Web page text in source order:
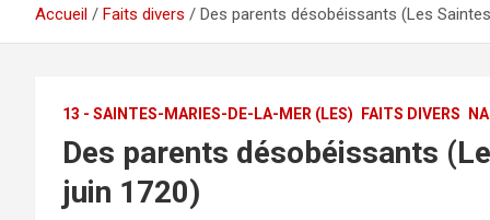
Accueil Faits divers Des parents désobéissants (Les
13 - SAINTES-MARIES-DE-LA-MER (LES) FAITS DIVERS
Des parents désobéissants
juin 1720)